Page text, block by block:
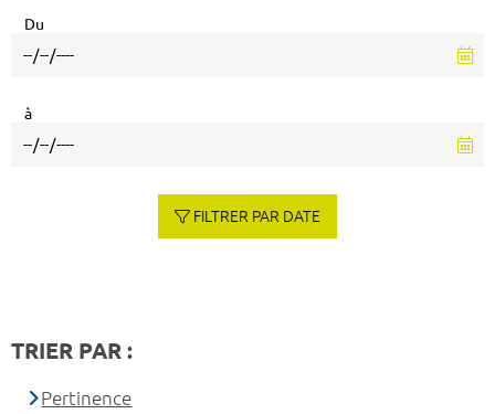
Du
à
FILTRER PAR DATE
TRIER PAR :
Pertinence